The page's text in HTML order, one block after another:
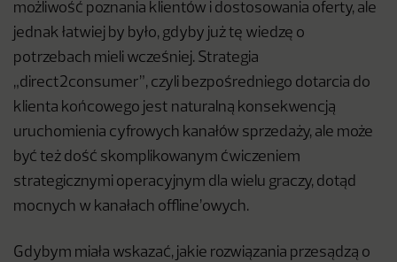
możliwość poznania klientów i dostosowania oferty, ale
jednak łatwiej by było, gdyby już tę wiedzę o
potrzebach mieli wcześniej. Strategia
„direct2consumer”, czyli bezpośredniego dotarcia do
klienta końcowego jest naturalną konsekwencją
uruchomienia cyfrowych kanałów sprzedaży, ale może
być też dość skomplikowanym ćwiczeniem
strategicznymi operacyjnym dla wielu graczy, dotąd
mocnych w kanałach offline’owych.
Gdybym miała wskazać, jakie rozwiązania przesądzą o